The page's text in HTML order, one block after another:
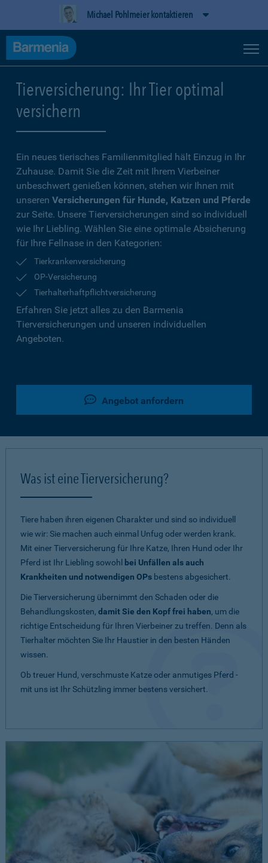
Michael Pohlmeier kontaktieren
Tierversicherung: Ihr Tier optimal
versichern
Ein neues tierisches Familienmitglied hält Einzug in Ihr
Zuhause. Damit Sie die Zeit mit Ihrem Vierbeiner
unbeschwert genießen können, stehen wir Ihnen mit
unseren Versicherungen für Hunde, Katzen und Pferde
zur Seite. Unsere Tierversicherungen sind so individuell
wie Ihr Liebling. Wählen Sie eine optimale Absicherung
für Ihre Fellnase in den Kategorien:
Tierkrankenversicherung
OP-Versicherung
Tierhalterhaftpflichtversicherung
Erfahren Sie jetzt alles zu den Barmenia
Tierversicherungen und unseren individuellen
Angeboten.
Angebot anfordern
Was ist eine Tierversicherung?
Tiere haben ihren eigenen Charakter und sind so individuell
wie wir: Sie machen auch einmal Unfug oder werden krank.
Mit einer Tierversicherung für Ihre Katze, Ihren Hund oder Ihr
Pferd ist Ihr Liebling sowohl
bei Unfällen als auch
Krankheiten und notwendigen OPs bestens abgesichert.
Die Tierversicherung übernimmt den Schaden oder die
Behandlungskosten, damit Sie den Kopf frei haben, um die
richtige Entscheidung für Ihren Vierbeiner zu treffen. Denn als
Tierhalter möchten Sie Ihr Haustier in den besten Händen
wissen.
Ob treuer Hund, verschmuste Katze oder anmutiges Pferd -
mit uns ist Ihr Schützling immer bestens versichert.